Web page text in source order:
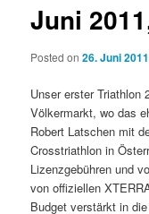
Juni
Posted on26. Juni 2011
Unser erster Triathlon
Völkermarkt, wo das
Robert Latschen mit
Crosstriathlon in
Lizenzgebühren und
von offiziellen
Budget verstärkt in